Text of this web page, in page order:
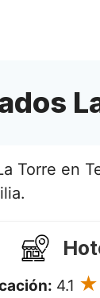
Torre en
4.1